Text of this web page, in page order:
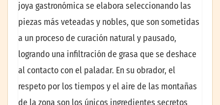
joya gastronómica se elabora seleccionando las
piezas más veteadas y nobles, que son sometidas
a un proceso de curación natural y pausado,
logrando una infiltración de grasa que se deshace
al contacto con el paladar. En su obrador, el
respeto por los tiempos y el aire de las montañas
de la zona son los únicos ingredientes secretos